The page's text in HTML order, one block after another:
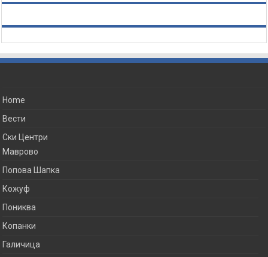
Home
Вести
Ски Центри
Маврово
Попова Шапка
Кожуф
Пониква
Копанки
Галичица